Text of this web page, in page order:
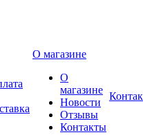
О магазине
О
магазине
Новости
Отзывы
Контакты